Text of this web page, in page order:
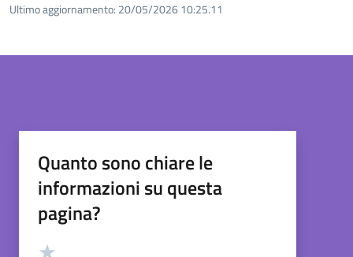
Ultimo aggiornamento: 20/05/2026 10:25.11
Quanto sono chiare le
informazioni su questa
pagina?
Valutazione